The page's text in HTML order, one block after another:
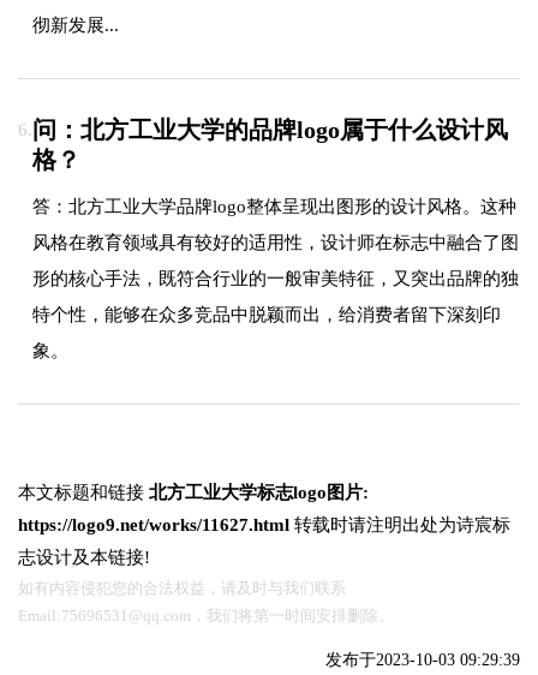
彻新发展...
6.问：北方工业大学的品牌logo属于什么设计风
格？
答：北方工业大学品牌logo整体呈现出图形的设计风格。这种
风格在教育领域具有较好的适用性，设计师在标志中融合了图
形的核心手法，既符合行业的一般审美特征，又突出品牌的独
特个性，能够在众多竞品中脱颖而出，给消费者留下深刻印
象。
本文标题和链接 北方工业大学标志logo图片:
https://logo9.net/works/11627.html 转载时请注明出处为诗宸标
志设计及本链接!
如有内容侵犯您的合法权益，请及时与我们联系
Email:75696531@qq.com，我们将第一时间安排删除。
发布于2023-10-03 09:29:39